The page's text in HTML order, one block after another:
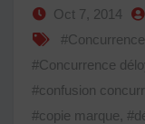
Oct 7, 2014
#Concurrence
#confusion
#copie marque,